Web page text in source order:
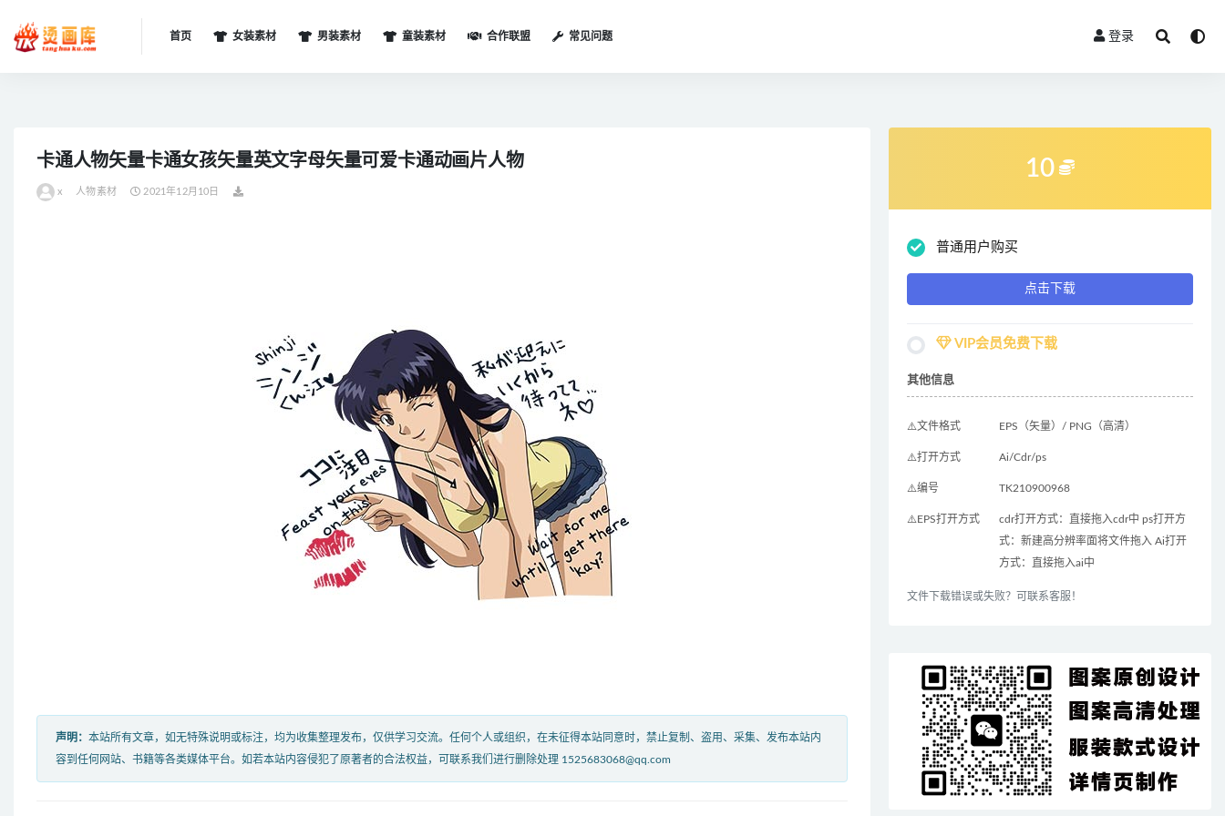
首页 女装素材 男装素材 童装素材 合作联盟 常见问题 登录
卡通人物矢量卡通女孩矢量英文字母矢量可爱卡通动画片人物
x 人物素材 2021年12月10日
声明： 本站所有文章，如无特殊说明或标注，均为收集整理发布，仅供学习交流。任何个人或组织，在未征得本站同意时，禁止复制、盗用、采集、发布本站内
容到任何网站、书籍等各类媒体平台。如若本站内容侵犯了原著者的合法权益，可联系我们进行删除处理 1525683068@qq.com
10
普通用户购买
点击下载
VIP会员免费下载
其他信息
⚠️文件格式 EPS（矢量）/ PNG（高清）
⚠️打开方式 Ai/Cdr/ps
⚠️编号 TK210900968
⚠️EPS打开方式
cdr打开方式：直接拖入cdr中 ps打开方
式：新建高分辨率面将文件拖入 Ai打开
方式：直接拖入ai中
文件下载错误或失败？可联系客服！